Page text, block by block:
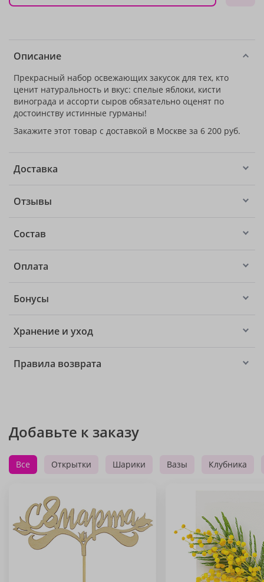
Описание
Прекрасный набор освежающих закусок для тех, кто
ценит натуральность и вкус: спелые яблоки, кисти
винограда и ассорти сыров обязательно оценят по
достоинству истинные гурманы!
Закажите этот товар с доставкой в Москве за 6 200 руб.
Доставка
Отзывы
Состав
Оплата
Бонусы
Хранение и уход
Правила возврата
Добавьте к заказу
Все Открытки Шарики Вазы Клубника